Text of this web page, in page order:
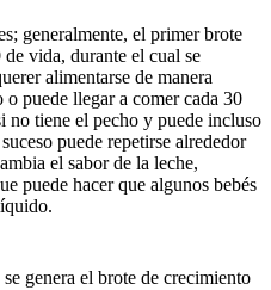
generalmente, el primer brote
vida, durante el cual se
alimentarse de manera
puede llegar a comer cada 30
no tiene el pecho y puede incluso
puede repetirse alrededor
el sabor de la leche,
puede hacer que algunos bebés
genera el brote de crecimiento